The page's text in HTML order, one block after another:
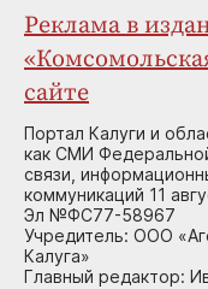
Реклама в
сайте
Портал Калуги и
как СМИ
связи,
коммуникаций 11
Эл №ФС77-58967
Учредитель: ООО
Калуга»
Главный редактор: